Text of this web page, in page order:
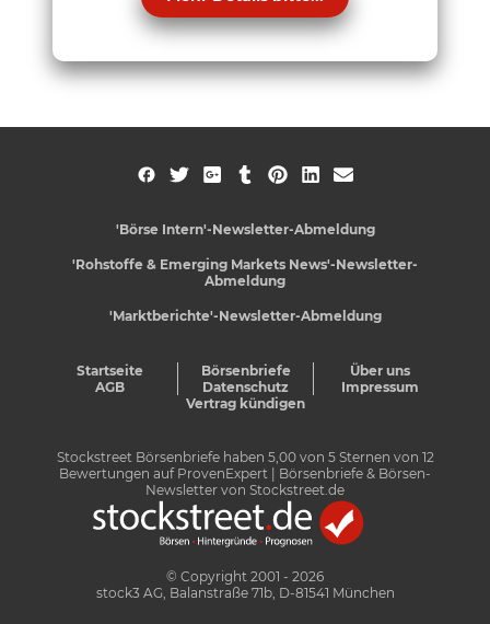
'Börse Intern'-Newsletter-Abmeldung
'Rohstoffe & Emerging Markets News'-Newsletter-
Abmeldung
'Marktberichte'-Newsletter-Abmeldung
Startseite Börsenbriefe
Über uns
AGB
Datenschutz
Impressum
Vertrag kündigen
Stockstreet Börsenbriefe haben 5,00von 5Sternen von 12
Bewertungen auf ProvenExpert
| Börsenbriefe & Börsen-
Newsletter von Stockstreet.de
© Copyright 2001 - 2026
stock3 AG, Balanstraße 71b, D-81541 München